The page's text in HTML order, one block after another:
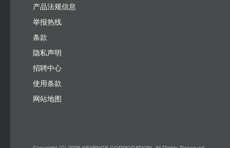
产品法规信息
举报热线
条款
隐私声明
招聘中心
使用条款
网站地图